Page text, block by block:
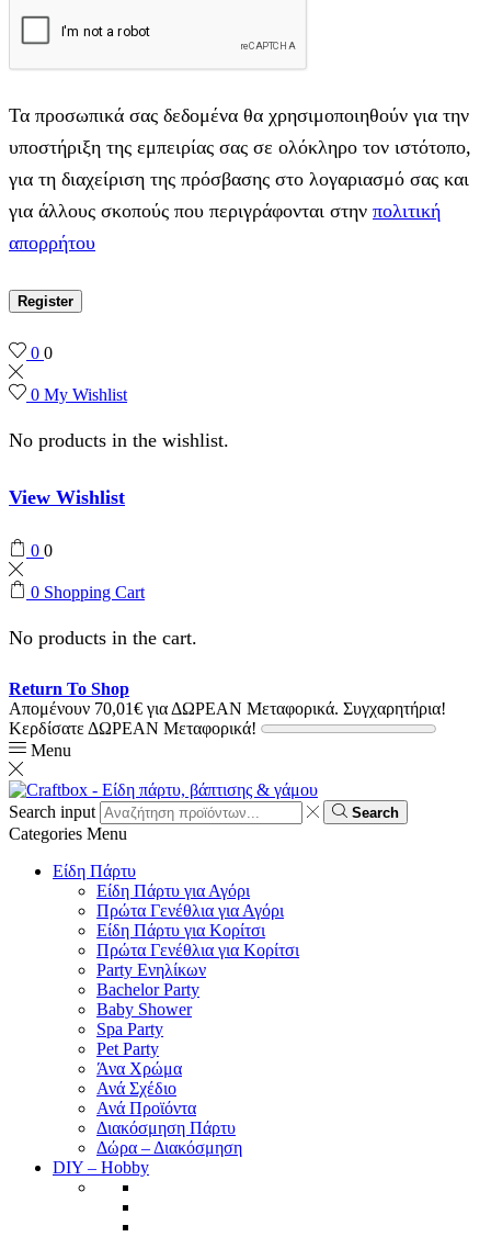
Τα προσωπικά σας δεδομένα θα χρησιμοποιηθούν για την
υποστήριξη της εμπειρίας σας σε ολόκληρο τον ιστότοπο,
για τη διαχείριση της πρόσβασης στο λογαριασμό σας και
για άλλους σκοπούς που περιγράφονται στην πολιτική
απορρήτου
Register
0 0
0 My Wishlist
No products in the wishlist.
View Wishlist
0 0
0 Shopping Cart
No products in the cart.
Return To Shop
Απομένουν 70,01€ για ΔΩΡΕΑΝ Μεταφορικά. Συγχαρητήρια!
Κερδίσατε ΔΩΡΕΑΝ Μεταφορικά!
Menu
Search input Search
Categories Menu
Είδη Πάρτυ
Είδη Πάρτυ για Αγόρι
Πρώτα Γενέθλια για Αγόρι
Είδη Πάρτυ για Κορίτσι
Πρώτα Γενέθλια για Κορίτσι
Party Ενηλίκων
Bachelor Party
Baby Shower
Spa Party
Pet Party
Άνα Χρώμα
Ανά Σχέδιο
Ανά Προϊόντα
Διακόσμηση Πάρτυ
Δώρα – Διακόσμηση
DIY – Hobby